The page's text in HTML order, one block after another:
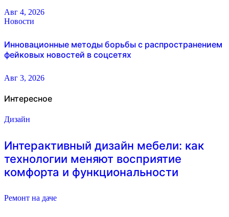
Авг 4, 2026
Новости
Инновационные методы борьбы с распространением
фейковых новостей в соцсетях
Авг 3, 2026
Интересное
Дизайн
Интерактивный дизайн мебели: как
технологии меняют восприятие
комфорта и функциональности
Ремонт на даче